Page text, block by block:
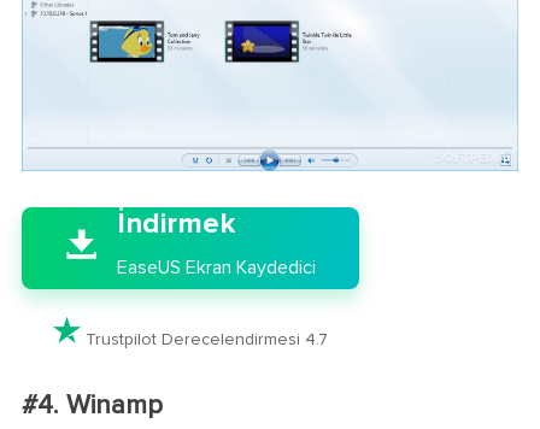


İndirmek
EaseUS Ekran Kaydedici
 Trustpilot Derecelendirmesi 4.7
#4. Winamp